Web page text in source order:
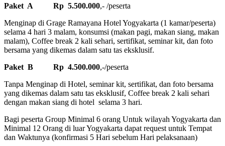
Paket A Rp 5.500.000,- /peserta
Menginap di Grage Ramayana Hotel Yogyakarta (1 kamar/peserta)
selama 4 hari 3 malam, konsumsi (makan pagi, makan siang, makan
malam), Coffee break 2 kali sehari, sertifikat, seminar kit, dan foto
bersama yang dikemas dalam satu tas eksklusif.
Paket B Rp 4.500.000,-/peserta
Tanpa Menginap di Hotel, seminar kit, sertifikat, dan foto bersama
yang dikemas dalam satu tas eksklusif, Coffee break 2 kali sehari
dengan makan siang di hotel selama 3 hari.
Bagi peserta Group Minimal 6 orang Untuk wilayah Yogyakarta dan
Minimal 12 Orang di luar Yogyakarta dapat request untuk Tempat
dan Waktunya (konfirmasi 5 Hari sebelum Hari pelaksanaan)